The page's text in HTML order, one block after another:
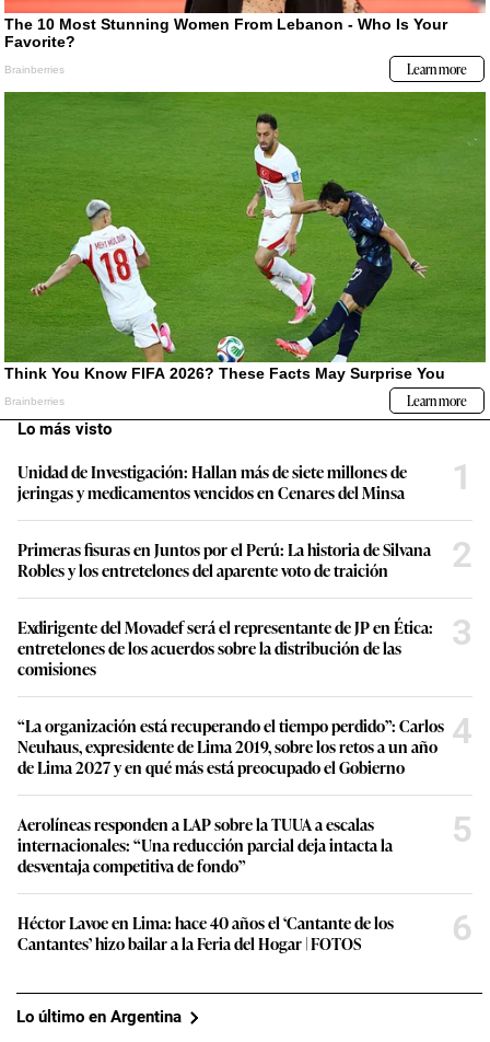
Lo más visto
Unidad de Investigación: Hallan más de siete millones de
jeringas y medicamentos vencidos en Cenares del Minsa
1
Primeras fisuras en Juntos por el Perú: La historia de Silvana
Robles y los entretelones del aparente voto de traición
2
Exdirigente del Movadef será el representante de JP en Ética:
entretelones de los acuerdos sobre la distribución de las
comisiones
3
“La organización está recuperando el tiempo perdido”: Carlos
Neuhaus, expresidente de Lima 2019, sobre los retos a un año
de Lima 2027 y en qué más está preocupado el Gobierno
4
Aerolíneas responden a LAP sobre la TUUA a escalas
internacionales: “Una reducción parcial deja intacta la
desventaja competitiva de fondo”
5
Héctor Lavoe en Lima: hace 40 años el ‘Cantante de los
Cantantes’ hizo bailar a la Feria del Hogar | FOTOS
6
Lo último en Argentina